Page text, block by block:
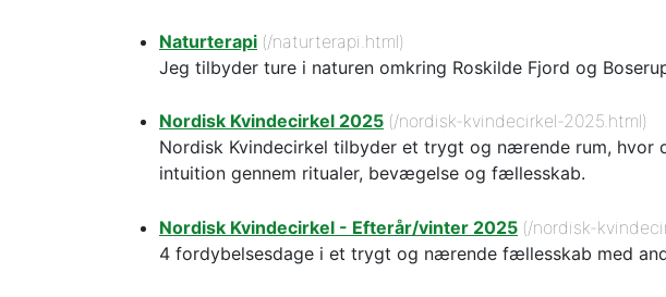
Naturterapi (/naturterapi.html)
Jeg tilbyder ture i naturen omkring Roskilde Fjord og
Nordisk Kvindecirkel 2025 (/nordisk-kvindecirkel-2025.html)
Nordisk Kvindecirkel tilbyder et trygt og nærende rum, hvor
intuition gennem ritualer, bevægelse og fællesskab.
Nordisk Kvindecirkel - Efterår/vinter 2025 (/nordisk-
4 fordybelsesdage i et trygt og nærende fællesskab med